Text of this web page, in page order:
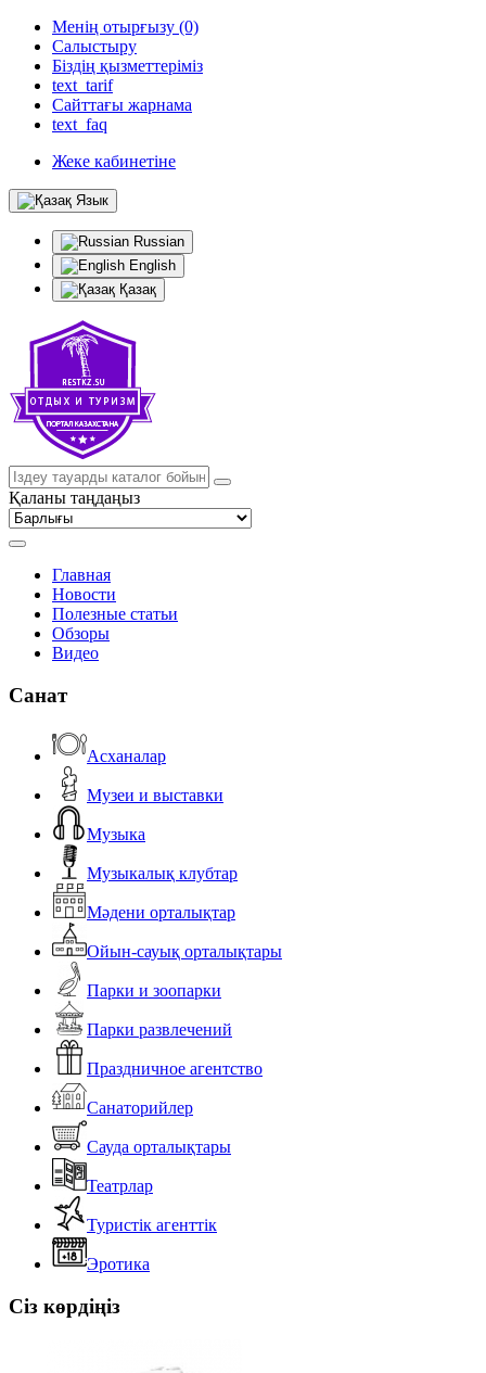
Менің отырғызу (0)
Салыстыру
Біздің қызметтеріміз
text_tarif
Сайттағы жарнама
text_faq
Жеке кабинетіне
Язык
Russian
English
Қазақ
Қаланы таңдаңыз
Главная
Новости
Полезные статьи
Обзоры
Видео
Санат
Асханалар
Музеи и выставки
Музыка
Музыкалық клубтар
Мәдени орталықтар
Ойын-сауық орталықтары
Парки и зоопарки
Парки развлечений
Праздничное агентство
Санаторийлер
Сауда орталықтары
Театрлар
Туристік агенттік
Эротика
Сіз көрдіңіз